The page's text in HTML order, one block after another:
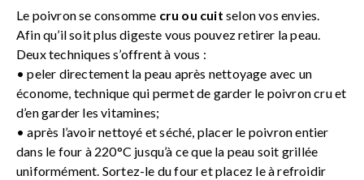
Le poivron se consomme cru ou cuit selon vos envies.
Afin qu’il soit plus digeste vous pouvez retirer la peau.
Deux techniques s’offrent à vous :
• peler directement la peau après nettoyage avec un
économe, technique qui permet de garder le poivron cru et
d’en garder les vitamines;
• après l’avoir nettoyé et séché, placer le poivron entier
dans le four à 220°C jusqu’à ce que la peau soit grillée
uniformément. Sortez-le du four et placez le à refroidir